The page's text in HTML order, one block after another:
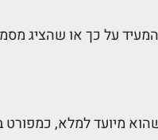
בצה"ל, לפי חוק שירות ביטחון [נוסח משולב] התשמ"ו-
מיועד למלא, כמפורט